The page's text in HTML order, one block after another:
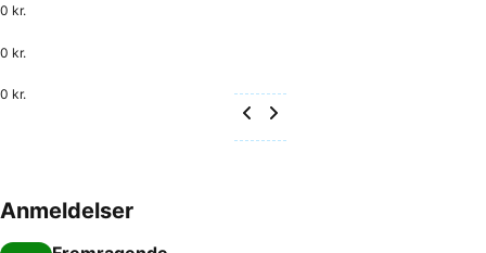
0 kr.
0 kr.
0 kr.
Anmeldelser